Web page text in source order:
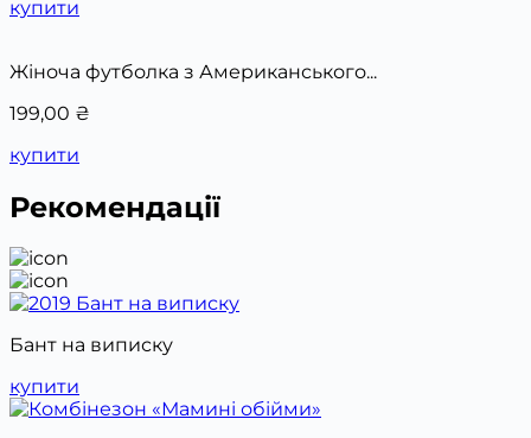
купити
Жіноча футболка з Американського...
199,00 ₴
купити
Рекомендації
Бант на виписку
купити